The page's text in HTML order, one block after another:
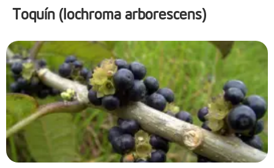
Toquín (Iochroma arborescens)